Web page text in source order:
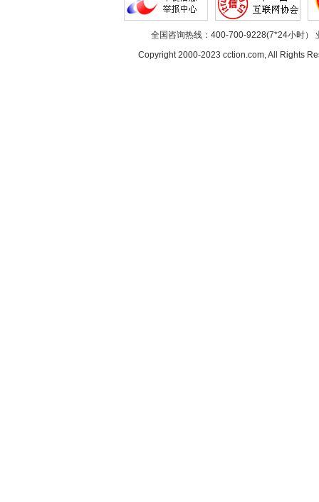
全国咨询热线：400-700-9228(7*24小时）
Copyright 2000-2023 cction.com, All Rights